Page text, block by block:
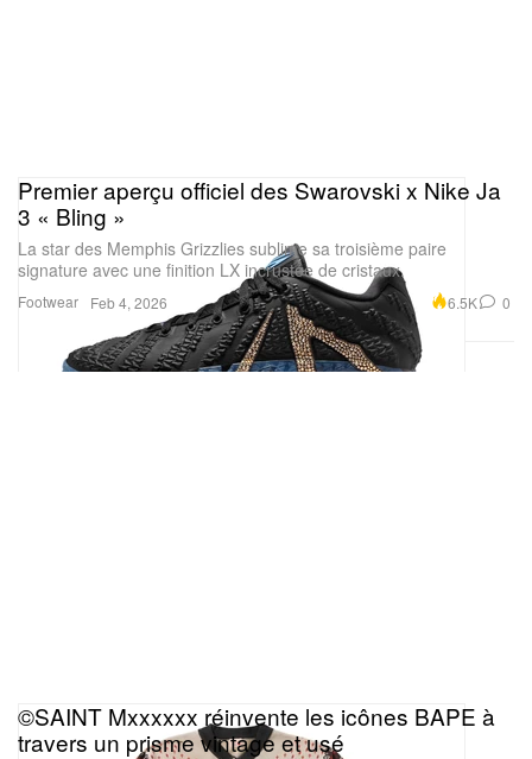
Footwear
Premier aperçu officiel des Swarovski x Nike Ja
3 « Bling »
La star des Memphis Grizzlies sublime sa troisième paire
signature avec une finition LX incrustée de cristaux.
Feb 4, 2026 6.5K 0
©SAINT Mxxxxxx réinvente les icônes BAPE à
travers un prisme vintage et usé